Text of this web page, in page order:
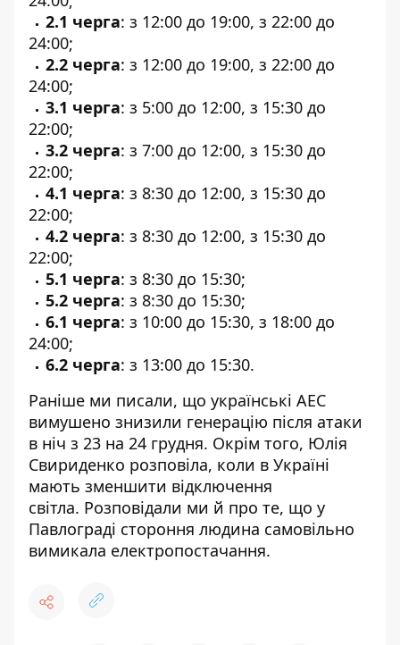
2.1 черга: з 12:00 до 19:00, з 22:00 до
24:00;
2.2 черга: з 12:00 до 19:00, з 22:00 до
24:00;
3.1 черга: з 5:00 до 12:00, з 15:30 до
22:00;
3.2 черга: з 7:00 до 12:00, з 15:30 до
22:00;
4.1 черга: з 8:30 до 12:00, з 15:30 до
22:00;
4.2 черга: з 8:30 до 12:00, з 15:30 до
22:00;
5.1 черга: з 8:30 до 15:30;
5.2 черга: з 8:30 до 15:30;
6.1 черга: з 10:00 до 15:30, з 18:00 до
24:00;
6.2 черга: з 13:00 до 15:30.
Раніше ми писали, що українські АЕС
вимушено знизили генерацію після атаки
в ніч з 23 на 24 грудня. Окрім того, Юлія
Свириденко розповіла, коли в Україні
мають зменшити відключення
світла. Розповідали ми й про те, що у
Павлограді стороння людина самовільно
вимикала електропостачання.